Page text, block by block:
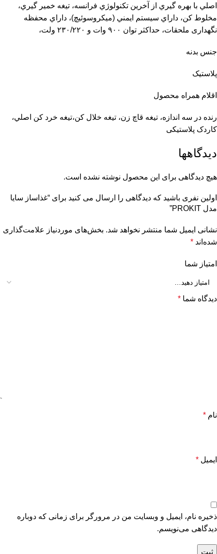
اصلي با بهره گيري از آخرين تكنولوژي فرانسه، تيغه خمير گيري،
مخلوط كن، داراي سيستم ايمني (ميكروسوئيچ)، داراي محفظه
نگهداری ملحقات، حداکثر توان ۹۰۰ وات و ۲۳۰/۲۲۰ ولت،
جنس بدنه
پلاستیک
اقلام همراه محصول
رنده در سه اندازه، تيغه قاچ زن، تيغه خلال كن،تيغه خرد كن اصلي،
کاردک پلاستیکی
دیدگاهها
هیچ دیدگاهی برای این محصول نوشته نشده است.
اولین نفری باشید که دیدگاهی را ارسال می کنید برای “غذاساز سایا
مدل PROKIT”
نشانی ایمیل شما منتشر نخواهد شد. بخش‌های موردنیاز علامت‌گذاری
شده‌اند *
امتیاز شما
دیدگاه شما *
نام *
ایمیل *
ذخیره نام، ایمیل و وبسایت من در مرورگر برای زمانی که دوباره
دیدگاهی می‌نویسم.